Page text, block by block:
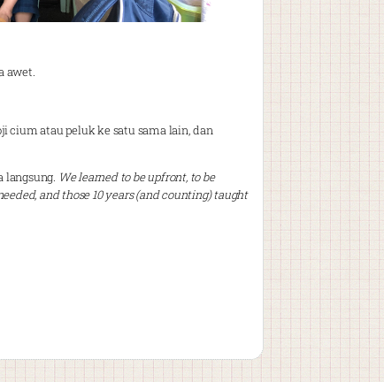
awet.
cium atau peluk ke satu sama lain, dan
langsung. We learned to be upfront, to be
and those 10 years (and counting) taught